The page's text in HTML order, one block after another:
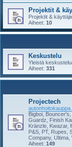
Projektit &
Projektit &
Aiheet: 10
Keskustelu
Yleistä
Aiheet: 331
Projectech
Bigboi,
Guardz, Finish
Kränzle, Kwazar,
P&S, PT, Rupes,
Company, Ultima,
Aiheet: 149